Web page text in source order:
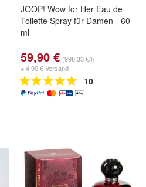
JOOP! Wow for Her Eau de
Toilette Spray für Damen - 60
ml
59,90 € (998,33 €/l)
+ 4,90 € Versand
10